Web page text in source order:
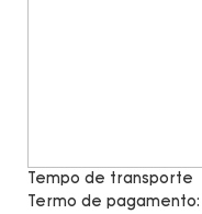
Tempo de transporte
Termo de pagamento: